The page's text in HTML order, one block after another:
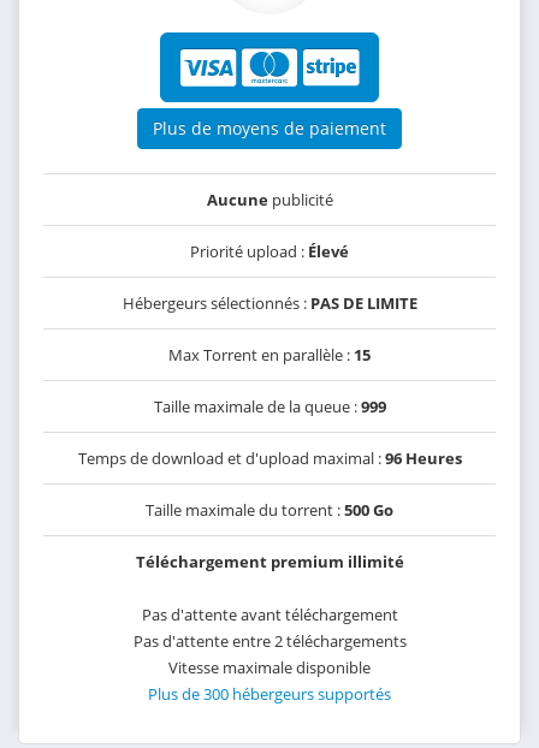
Plus de moyens de paiement
Aucunepublicité
Priorité upload : Élevé
Hébergeurs sélectionnés : PAS DE LIMITE
Max Torrent en parallèle : 15
Taille maximale de la queue :999
Temps de download et d'upload maximal :96 Heures
Taille maximale du torrent :500 Go
Téléchargement premium illimité
Pas d'attente avant téléchargement
Pas d'attente entre 2 téléchargements
Vitesse maximale disponible
Plus de 300 hébergeurs supportés